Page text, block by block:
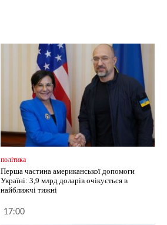
політика
Перша частина американської допомоги
Україні: 3,9 млрд доларів очікується в
найближчі тижні
17:00